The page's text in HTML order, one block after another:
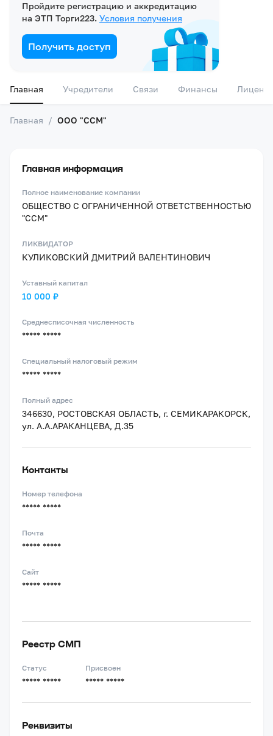
Пройдите регистрацию и аккредитацию
на ЭТП Торги223. Условия получения
Получить доступ
Главная Учредители Связи Финансы
Главная / ООО "ССМ"
Главная информация
Полное наименование компании
ОБЩЕСТВО С ОГРАНИЧЕННОЙ ОТВЕТСТВЕННОСТЬЮ
"ССМ"
ЛИКВИДАТОР
КУЛИКОВСКИЙ ДМИТРИЙ ВАЛЕНТИНОВИЧ
Уставный капитал
10 000 ₽
Среднесписочная численность
***** *****
Специальный налоговый режим
***** *****
Полный адрес
346630, РОСТОВСКАЯ ОБЛАСТЬ, г. СЕМИКАРАКОРСК,
ул. А.А.АРАКАНЦЕВА, Д.35
Контакты
Номер телефона
***** *****
Почта
***** *****
Сайт
***** *****
Реестр СМП
Статус
***** *****
Присвоен
***** *****
Реквизиты